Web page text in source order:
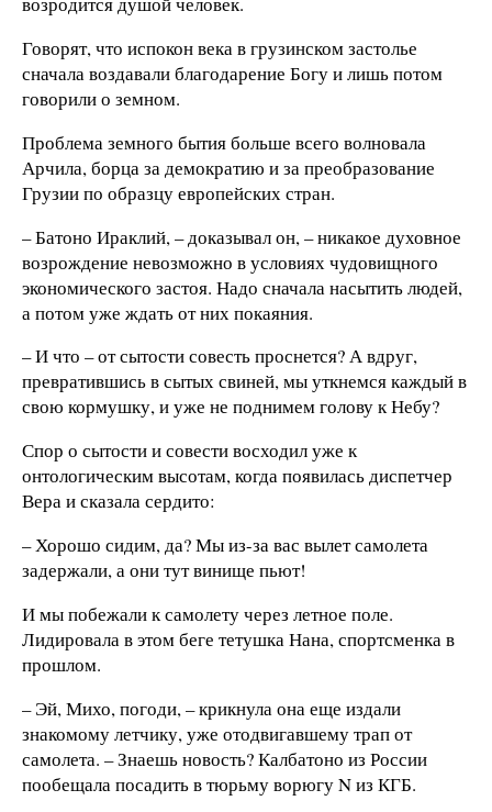
Говорят, что испокон века в грузинском застолье
сначала воздавали благодарение Богу и лишь потом
говорили о земном.
Проблема земного бытия больше всего волновала
Арчила, борца за демократию и за преобразование
Грузии по образцу европейских стран.
– Батоно Ираклий, – доказывал он, – никакое духовное
возрождение невозможно в условиях чудовищного
экономического застоя. Надо сначала насытить людей,
а потом уже ждать от них покаяния.
– И что – от сытости совесть проснется? А вдруг,
превратившись в сытых свиней, мы уткнемся каждый в
свою кормушку, и уже не поднимем голову к Небу?
Спор о сытости и совести восходил уже к
онтологическим высотам, когда появилась диспетчер
Вера и сказала сердито:
– Хорошо сидим, да? Мы из-за вас вылет самолета
задержали, а они тут винище пьют!
И мы побежали к самолету через летное поле.
Лидировала в этом беге тетушка Нана, спортсменка в
прошлом.
– Эй, Михо, погоди, – крикнула она еще издали
знакомому летчику, уже отодвигавшему трап от
самолета. – Знаешь новость? Калбатоно из России
пообещала посадить в тюрьму ворюгу N из КГБ.